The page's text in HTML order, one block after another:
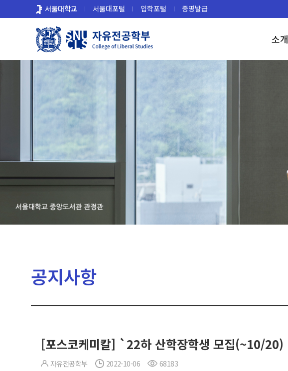
로
서울대학교 서울대포털 입학포털 증명발급
소개
공지사항
[포스코케미칼] `22하 산학장학생 모집(~10/20)
자유전공학부 2022-10-06 68183